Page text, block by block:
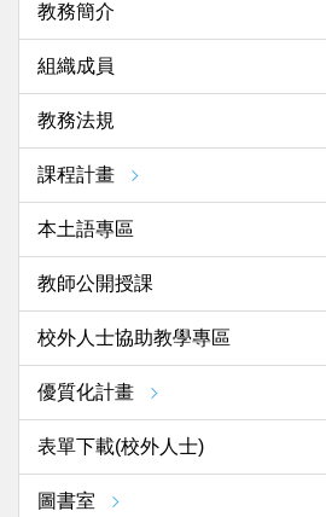
教務簡介
組織成員
教務法規
課程計畫
本土語專區
教師公開授課
校外人士協助教學專區
優質化計畫
表單下載(校外人士)
圖書室